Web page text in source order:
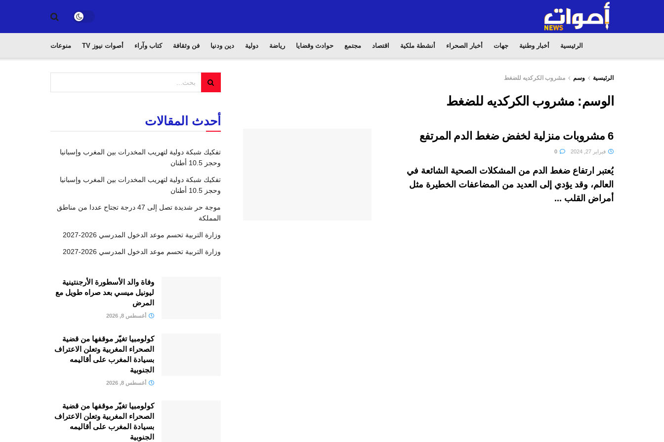
الرئيسية أخبار وطنية جهات أخبار الصحراء أنشطة ملكية اقتصاد مجتمع حوادث وقضايا رياضة دولية دين ودنيا فن وثقافة كتاب وآراء أصوات نيوز TV منوعات
الرئيسية وسم مشروب الكركديه للضغط
الوسم: مشروب الكركديه للضغط
6 مشروبات منزلية لخفض ضغط الدم المرتفع
فبراير 27, 2024
يُعتبر ارتفاع ضغط الدم من المشكلات الصحية الشائعة في
العالم، وقد يؤدي إلى العديد من المضاعفات الخطيرة مثل
أمراض القلب ...
أحدث المقالات
تفكيك شبكة دولية لتهريب المخدرات بين المغرب وإسبانيا
وحجز 10.5 أطنان
تفكيك شبكة دولية لتهريب المخدرات بين المغرب وإسبانيا
وحجز 10.5 أطنان
موجة حر شديدة تصل إلى 47 درجة تجتاح عددا من مناطق
المملكة
وزارة التربية تحسم موعد الدخول المدرسي 2026-2027
وزارة التربية تحسم موعد الدخول المدرسي 2026-2027
وفاة والد الأسطورة الأرجنتينية
ليونيل ميسي بعد صراه طويل مع
المرض
أغسطس 8, 2026
كولومبيا تغيّر موقفها من قضية
الصحراء المغربية وتعلن الاعتراف
بسيادة المغرب على أقاليمه
الجنوبية
أغسطس 8, 2026
كولومبيا تغيّر موقفها من قضية
الصحراء المغربية وتعلن الاعتراف
بسيادة المغرب على أقاليمه
الجنوبية